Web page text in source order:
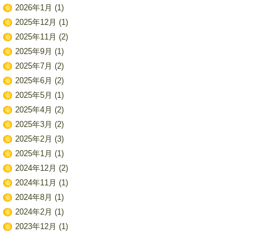
2026年1月 (1)
2025年12月 (1)
2025年11月 (2)
2025年9月 (1)
2025年7月 (2)
2025年6月 (2)
2025年5月 (1)
2025年4月 (2)
2025年3月 (2)
2025年2月 (3)
2025年1月 (1)
2024年12月 (2)
2024年11月 (1)
2024年8月 (1)
2024年2月 (1)
2023年12月 (1)